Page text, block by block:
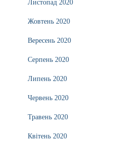
Листопад 2020
Жовтень 2020
Вересень 2020
Серпень 2020
Липень 2020
Червень 2020
Травень 2020
Квітень 2020